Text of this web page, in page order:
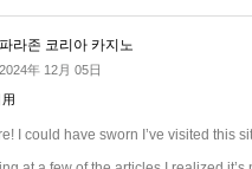
파라존 코리아 카지노
2024年 12月 05日
用
I could have sworn I’ve visited this